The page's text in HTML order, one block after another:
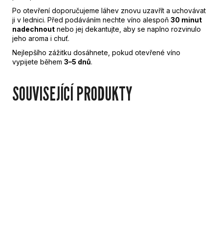
Po otevření doporučujeme láhev znovu uzavřít a uchovávat
ji v lednici. Před podáváním nechte víno alespoň 30 minut
nadechnout nebo jej dekantujte, aby se naplno rozvinulo
jeho aroma i chuť.
Nejlepšího zážitku dosáhnete, pokud otevřené víno
vypijete během 3–5 dnů.
SOUVISEJÍCÍ PRODUKTY